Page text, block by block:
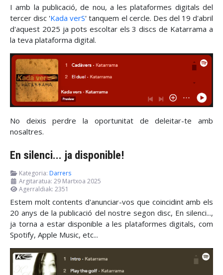
I amb la publicació, de nou, a les plataformes digitals del
tercer disc 'Kada verS' tanquem el cercle. Des del 19 d'abril
d'aquest 2025 ja pots escoltar els 3 discs de Katarrama a
la teva plataforma digital.
No deixis perdre la oportunitat de deleitar-te amb
nosaltres.
En silenci... ja disponible!
Kategoria: Darrers
Argitaratua: 29 Martxoa 2025
Agerraldiak: 2351
Estem molt contents d'anunciar-vos que coincidint amb els
20 anys de la publicació del nostre segon disc, En silenci...,
ja torna a estar disponible a les plataformes digitals, com
Spotify, Apple Music, etc...